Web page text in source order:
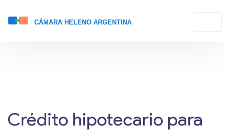
Crédito hipotecario para